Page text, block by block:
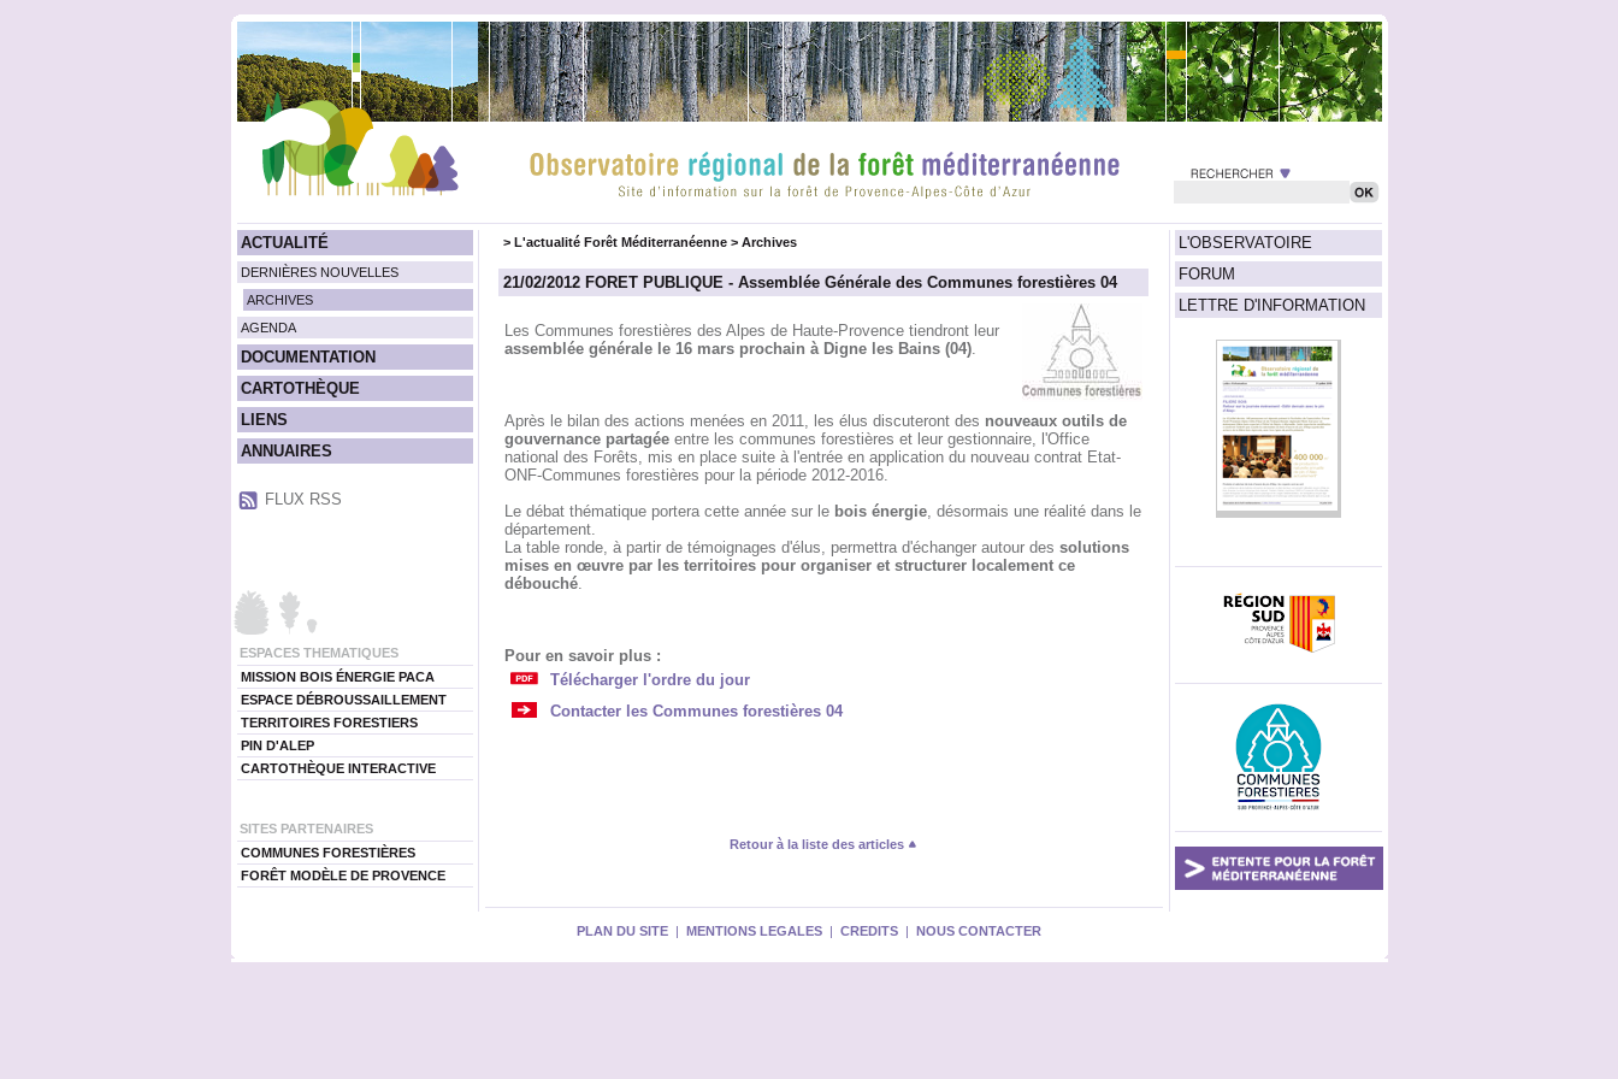
ACTUALITÉ
DERNIÈRES NOUVELLES
ARCHIVES
AGENDA
DOCUMENTATION
CARTOTHÈQUE
LIENS
ANNUAIRES
FLUX RSS
ESPACES THEMATIQUES
MISSION BOIS ÉNERGIE PACA
ESPACE DÉBROUSSAILLEMENT
TERRITOIRES FORESTIERS
PIN D'ALEP
CARTOTHÈQUE INTERACTIVE
SITES PARTENAIRES
COMMUNES FORESTIÈRES
FORÊT MODÈLE DE PROVENCE
L'OBSERVATOIRE
FORUM
LETTRE D'INFORMATION
> L'actualité Forêt Méditerranéenne> Archives
21/02/2012 FORET PUBLIQUE - Assemblée Générale des Communes forestières 04
Les Communes forestières des Alpes de Haute-Provence tiendront leur
assemblée générale le 16 mars prochain à Digne les Bains (04).
Après le bilan des actions menées en 2011, les élus discuteront des nouveaux outils de
gouvernance partagéeentre les communes forestières et leur gestionnaire, l'Office
national des Forêts, mis en place suite à l'entrée en application du nouveau contrat Etat-
ONF-Communes forestières pour la période 2012-2016.
Le débat thématique portera cette année sur le bois énergie, désormais une réalité dans le
département.
La table ronde, à partir de témoignages d'élus, permettra d'échanger autour des solutions
mises en œuvre par les territoires pour organiser et structurer localement ce
débouché.
Pour en savoir plus :
Télécharger l'ordre du jour
Contacter les Communes forestières 04
Retour à la liste des articles
PLAN DU SITE | MENTIONS LEGALES | CREDITS | NOUS CONTACTER